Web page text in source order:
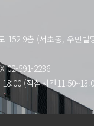
152 9층 (서초동, 우민빌
02-591-2236
(점심시간